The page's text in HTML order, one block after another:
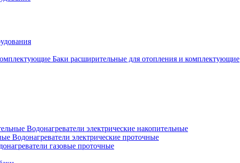
Баки расширительные для отопления и комплектующие
Водонагреватели электрические накопительные
Водонагреватели электрические проточные
газовые проточные